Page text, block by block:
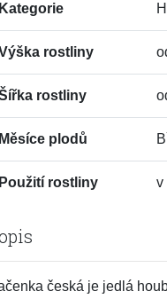
Kategorie
rostliny
rostliny
Měsíce plodů
Použití rostliny v
česká je jedlá